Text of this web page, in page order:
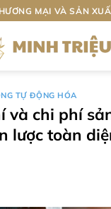
MẠI VÀ SẢN
TỰ ĐỘNG HÓA
và chi phí
lược toàn